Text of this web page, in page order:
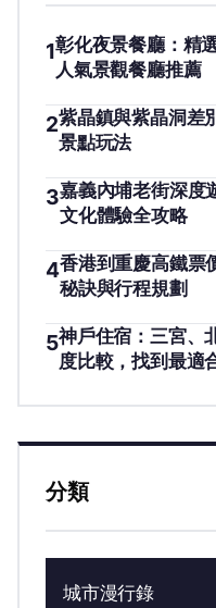
1彰化夜景餐廳：精
人氣景觀餐廳推薦
2紫晶鎮與紫晶洞差
景點玩法
3嘉義內埔老街深度
文化體驗全攻略
4香港到重慶高鐵票
秘訣與行程規劃
5神戶住宿：三宮、
度比較，找到最適
分類
城市漫行錄